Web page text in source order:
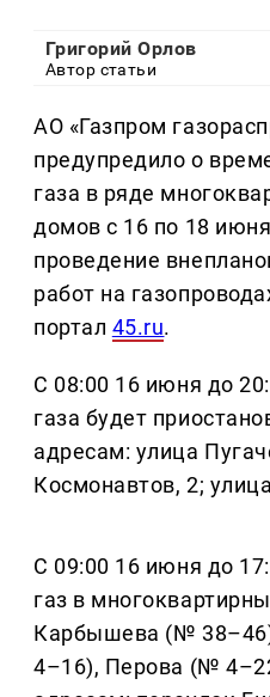
Григорий Орлов
Автор статьи
АО «Газпром
предупредило о
газа в ряде
домов с 16 по 18
проведение
работ на
портал 45.ru.
С 08:00 16 июня до
газа будет
адресам: улица
Космонавтов, 2;
С 09:00 16 июня до
газ в
Карбышева (№
4–16), Перова (№